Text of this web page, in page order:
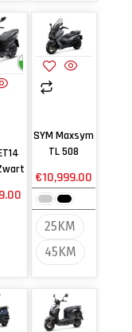
SYM Maxsym
TL 508
€10,999.00
25KM
45KM